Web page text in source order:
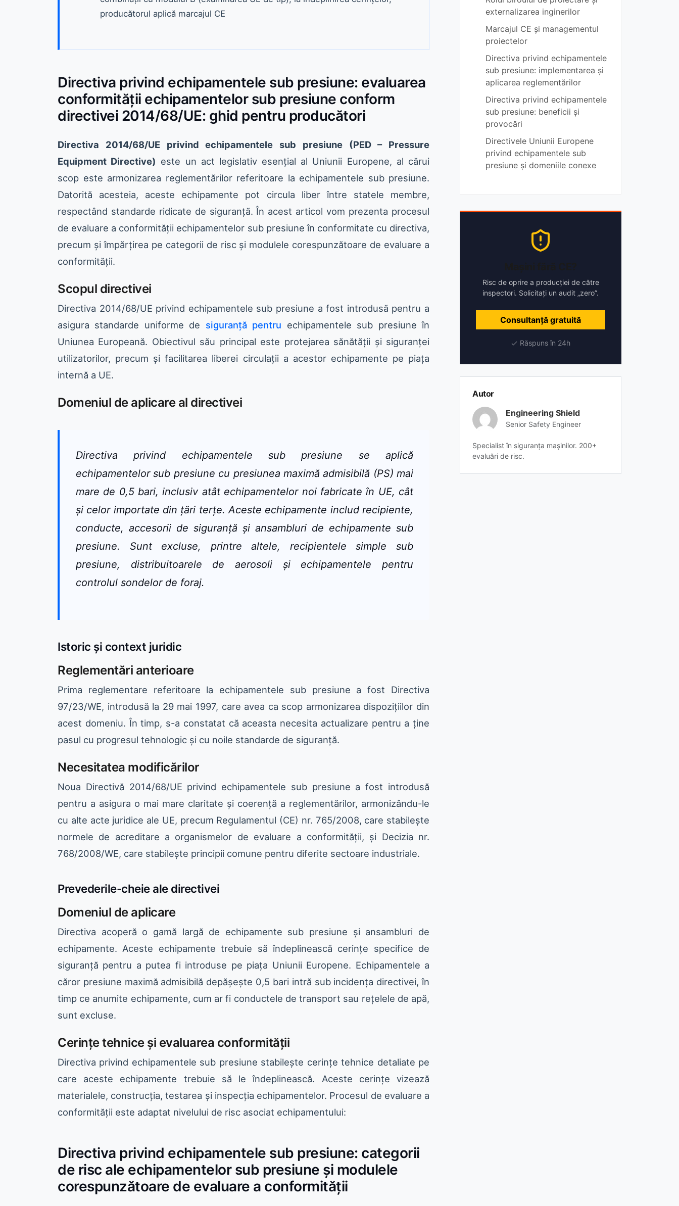
producătorul aplică marcajul CE
Directiva privind echipamentele sub presiune: evaluarea
conformității echipamentelor sub presiune conform
directivei 2014/68/UE: ghid pentru producători
Directiva 2014/68/UE privind echipamentele sub presiune (PED – Pressure
Equipment Directive) este un act legislativ esențial al Uniunii Europene, al cărui
scop este armonizarea reglementărilor referitoare la echipamentele sub presiune.
Datorită acesteia, aceste echipamente pot circula liber între statele membre,
respectând standarde ridicate de siguranță. În acest articol vom prezenta procesul
de evaluare a conformității echipamentelor sub presiune în conformitate cu directiva,
precum și împărțirea pe categorii de risc și modulele corespunzătoare de evaluare a
conformității.
Scopul directivei
Directiva 2014/68/UE privind echipamentele sub presiune a fost introdusă pentru a
asigura standarde uniforme de siguranță pentru echipamentele sub presiune în
Uniunea Europeană. Obiectivul său principal este protejarea sănătății și siguranței
utilizatorilor, precum și facilitarea liberei circulații a acestor echipamente pe piața
internă a UE.
Domeniul de aplicare al directivei
Directiva privind echipamentele sub presiune se aplică
echipamentelor sub presiune cu presiunea maximă admisibilă (PS) mai
mare de 0,5 bari, inclusiv atât echipamentelor noi fabricate în UE, cât
și celor importate din țări terțe. Aceste echipamente includ recipiente,
conducte, accesorii de siguranță și ansambluri de echipamente sub
presiune. Sunt excluse, printre altele, recipientele simple sub
presiune, distribuitoarele de aerosoli și echipamentele pentru
controlul sondelor de foraj.
Istoric și context juridic
Reglementări anterioare
Prima reglementare referitoare la echipamentele sub presiune a fost Directiva
97/23/WE, introdusă la 29 mai 1997, care avea ca scop armonizarea dispozițiilor din
acest domeniu. În timp, s-a constatat că aceasta necesita actualizare pentru a ține
pasul cu progresul tehnologic și cu noile standarde de siguranță.
Necesitatea modificărilor
Noua Directivă 2014/68/UE privind echipamentele sub presiune a fost introdusă
pentru a asigura o mai mare claritate și coerență a reglementărilor, armonizându-le
cu alte acte juridice ale UE, precum Regulamentul (CE) nr. 765/2008, care stabilește
normele de acreditare a organismelor de evaluare a conformității, și Decizia nr.
768/2008/WE, care stabilește principii comune pentru diferite sectoare industriale.
Prevederile-cheie ale directivei
Domeniul de aplicare
Directiva acoperă o gamă largă de echipamente sub presiune și ansambluri de
echipamente. Aceste echipamente trebuie să îndeplinească cerințe specifice de
siguranță pentru a putea fi introduse pe piața Uniunii Europene. Echipamentele a
căror presiune maximă admisibilă depășește 0,5 bari intră sub incidența directivei, în
timp ce anumite echipamente, cum ar fi conductele de transport sau rețelele de apă,
sunt excluse.
Cerințe tehnice și evaluarea conformității
Directiva privind echipamentele sub presiune stabilește cerințe tehnice detaliate pe
care aceste echipamente trebuie să le îndeplinească. Aceste cerințe vizează
materialele, construcția, testarea și inspecția echipamentelor. Procesul de evaluare a
conformității este adaptat nivelului de risc asociat echipamentului:
Directiva privind echipamentele sub presiune: categorii
de risc ale echipamentelor sub presiune și modulele
corespunzătoare de evaluare a conformității
externalizarea inginerilor
Marcajul CE și managementul
proiectelor
Directiva privind echipamentele
sub presiune: implementarea și
aplicarea reglementărilor
Directiva privind echipamentele
sub presiune: beneficii și
provocări
Directivele Uniunii Europene
privind echipamentele sub
presiune și domeniile conexe
Risc de oprire a producției de către
inspectori. Solicitați un audit „zero”.
Consultanță gratuită
Răspuns în 24h
Autor
Engineering Shield
Senior Safety Engineer
Specialist în siguranța mașinilor. 200+
evaluări de risc.